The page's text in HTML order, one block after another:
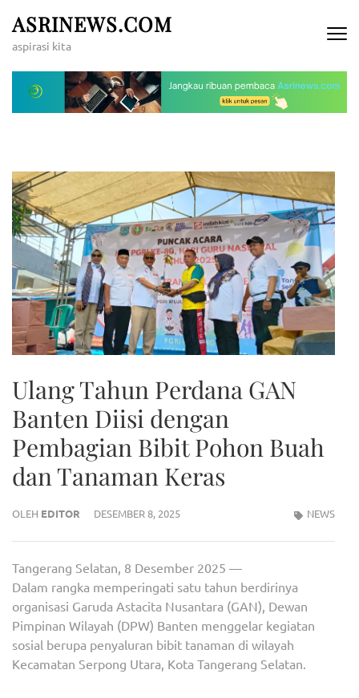
ke
konten
Enter)
ASRINEWS.COM
aspirasi kita
Ulang Tahun Perdana GAN
Banten Diisi dengan
Pembagian Bibit Pohon Buah
dan Tanaman Keras
OLEH EDITOR DESEMBER 8, 2025 NEWS
Tangerang Selatan, 8 Desember 2025 —
Dalam rangka memperingati satu tahun berdirinya
organisasi Garuda Astacita Nusantara (GAN), Dewan
Pimpinan Wilayah (DPW) Banten menggelar kegiatan
sosial berupa penyaluran bibit tanaman di wilayah
Kecamatan Serpong Utara, Kota Tangerang Selatan.